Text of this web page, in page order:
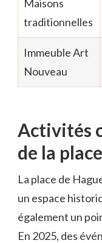
Maisons
traditionnelles
Immeuble Art
Nouveau
Activités
de la
La place de
un espace
également un
En 2025, des